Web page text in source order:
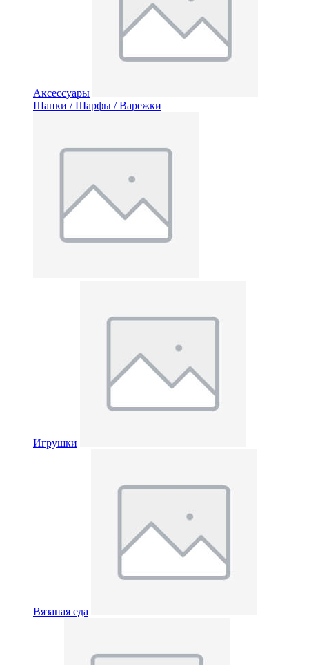
Аксессуары
Шапки / Шарфы / Варежки
Игрушки
Вязаная еда